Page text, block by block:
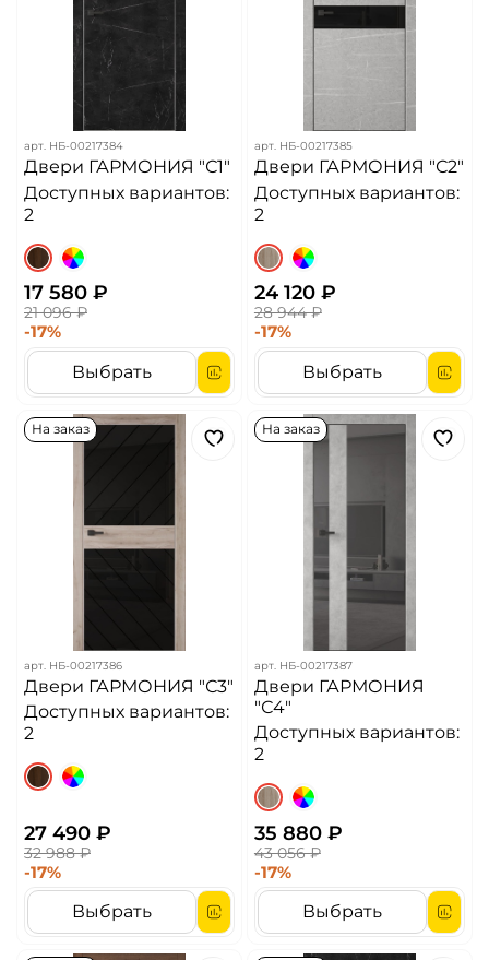
арт. НБ-00217384
Двери ГАРМОНИЯ "С1"
Доступных вариантов:
2
17 580 ₽
21 096 ₽
-17%
Выбрать
арт. НБ-00217385
Двери ГАРМОНИЯ "С2"
Доступных вариантов:
2
24 120 ₽
28 944 ₽
-17%
Выбрать
На заказ
арт. НБ-00217386
Двери ГАРМОНИЯ "С3"
Доступных вариантов:
2
27 490 ₽
32 988 ₽
-17%
Выбрать
На заказ
арт. НБ-00217387
Двери ГАРМОНИЯ
"С4"
Доступных вариантов:
2
35 880 ₽
43 056 ₽
-17%
Выбрать